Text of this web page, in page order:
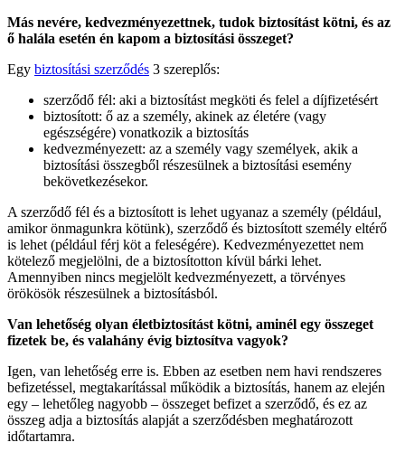
Más nevére, kedvezményezettnek, tudok biztosítást kötni, és az
ő halála esetén én kapom a biztosítási összeget?
Egy biztosítási szerződés 3 szereplős:
szerződő fél: aki a biztosítást megköti és felel a díjfizetésért
biztosított: ő az a személy, akinek az életére (vagy
egészségére) vonatkozik a biztosítás
kedvezményezett: az a személy vagy személyek, akik a
biztosítási összegből részesülnek a biztosítási esemény
bekövetkezésekor.
A szerződő fél és a biztosított is lehet ugyanaz a személy (például,
amikor önmagunkra kötünk), szerződő és biztosított személy eltérő
is lehet (például férj köt a feleségére). Kedvezményezettet nem
kötelező megjelölni, de a biztosítotton kívül bárki lehet.
Amennyiben nincs megjelölt kedvezményezett, a törvényes
örökösök részesülnek a biztosításból.
Van lehetőség olyan életbiztosítást kötni, aminél egy összeget
fizetek be, és valahány évig biztosítva vagyok?
Igen, van lehetőség erre is. Ebben az esetben nem havi rendszeres
befizetéssel, megtakarítással működik a biztosítás, hanem az elején
egy – lehetőleg nagyobb – összeget befizet a szerződő, és ez az
összeg adja a biztosítás alapját a szerződésben meghatározott
időtartamra.